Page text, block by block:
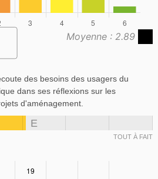
Moyenne : 2.89
des besoins des usagers du
dans ses réflexions sur les
d'aménagement.
E
TOUT À FAIT